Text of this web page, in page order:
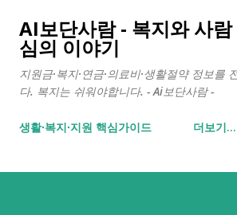
기본 콘텐츠로 건너뛰
AI보단사람 - 복지와 사람
심의 이야기
지원금·복지·연금·의료비·생활절약 정보를
다. 복지는 쉬워야합니다. - Ai보단사람 -
생활∙복지∙지원 핵심가이드 더보기…